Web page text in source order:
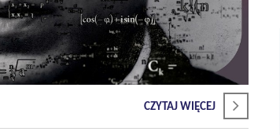
CZYTAJ WIĘCEJ